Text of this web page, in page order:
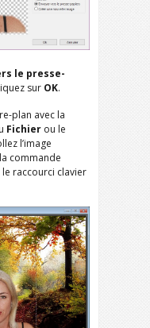
le presse-
sur OK.
plan avec la
Fichier ou le
l’image
commande
le raccourci clavier